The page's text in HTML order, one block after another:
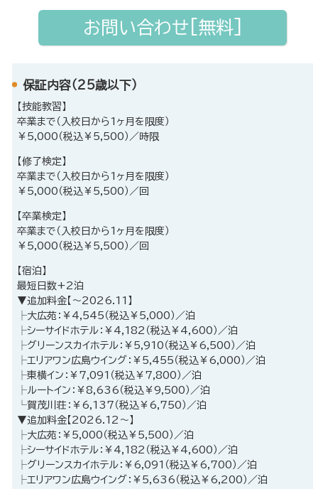
お問い合わせ[無料]
保証内容（25歳以下）
【技能教習】
卒業まで（入校日から1ヶ月を限度）
￥5,000（税込￥5,500）／時限
【修了検定】
卒業まで（入校日から1ヶ月を限度）
￥5,000（税込￥5,500）／回
【卒業検定】
卒業まで（入校日から1ヶ月を限度）
￥5,000（税込￥5,500）／回
【宿泊】
最短日数+2泊
▼追加料金【～2026.11】
├大広苑：￥4,545（税込￥5,000）／泊
├シーサイドホテル：￥4,182（税込￥4,600）／泊
├グリーンスカイホテル：￥5,910（税込￥6,500）／泊
├エリアワン広島ウイング：￥5,455（税込￥6,000）／泊
├東横イン：￥7,091（税込￥7,800）／泊
├ルートイン：￥8,636（税込￥9,500）／泊
└賀茂川荘：￥6,137（税込￥6,750）／泊
▼追加料金【2026.12～】
├大広苑：￥5,000（税込￥5,500）／泊
├シーサイドホテル：￥4,182（税込￥4,600）／泊
├グリーンスカイホテル：￥6,091（税込￥6,700）／泊
├エリアワン広島ウイング：￥5,636（税込￥6,200）／泊